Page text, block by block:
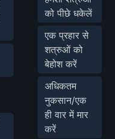
को पीछे धकेलें
एक प्रहार से
शत्रुओं को
बेहोश करें
अधिकतम
नुकसान/एक
ही वार में मार
करें